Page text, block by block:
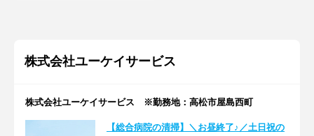
株式会社ユーケイサービス
株式会社ユーケイサービス ※勤務地：高松市屋島西町
【総合病院の清掃】＼お昼終了♪／土日祝の